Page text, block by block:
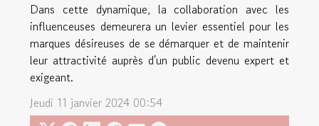
Dans cette dynamique, la collaboration avec les
influenceuses demeurera un levier essentiel pour les
marques désireuses de se démarquer et de maintenir
leur attractivité auprès d'un public devenu expert et
exigeant.
Jeudi 11 janvier 2024 00:54